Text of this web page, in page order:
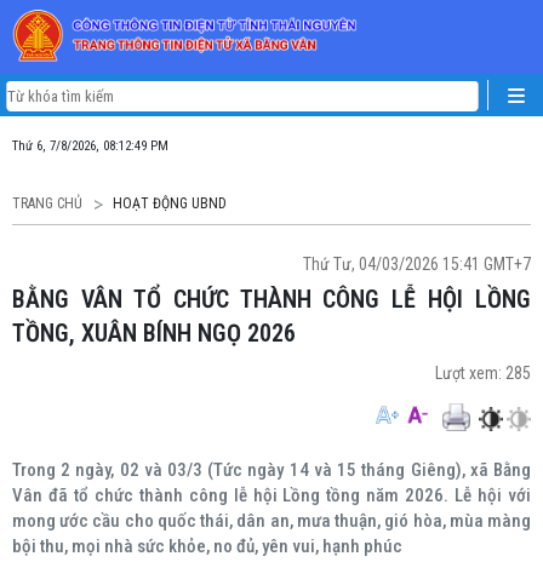
Thứ 6, 7/8/2026, 08:12:51 PM
TRANG CHỦ HOẠT ĐỘNG UBND
Thứ Tư, 04/03/2026 15:41 GMT+7
BẰNG VÂN TỔ CHỨC THÀNH CÔNG LỄ HỘI LỒNG
TỒNG, XUÂN BÍNH NGỌ 2026
Lượt xem: 285
Trong 2 ngày, 02 và 03/3 (Tức ngày 14 và 15 tháng Giêng), xã Bằng
Vân đã tổ chức thành công lễ hội Lồng tồng năm 2026. Lễ hội với
mong ước cầu cho quốc thái, dân an, mưa thuận, gió hòa, mùa màng
bội thu, mọi nhà sức khỏe, no đủ, yên vui, hạnh phúc